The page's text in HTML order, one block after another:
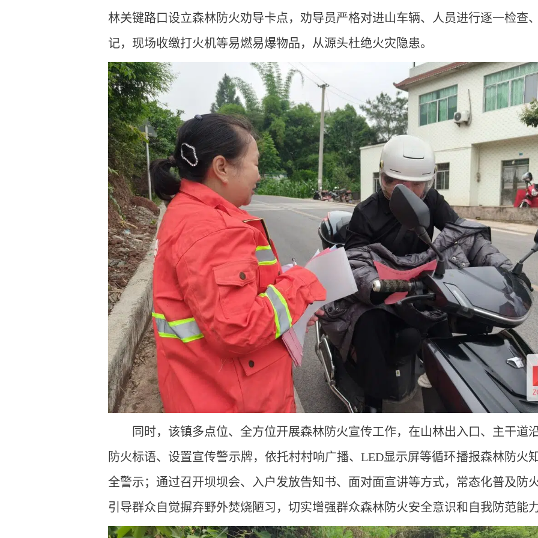
林关键路口设立森林防火劝导卡点，劝导员严格对进山车辆、人员进行逐一检查
记，现场收缴打火机等易燃易爆物品，从源头杜绝火灾隐患。
同时，该镇多点位、全方位开展森林防火宣传工作，在山林出入口、主干道
防火标语、设置宣传警示牌，依托村村响广播、LED显示屏等循环播报森林防火
全警示；通过召开坝坝会、入户发放告知书、面对面宣讲等方式，常态化普及防
引导群众自觉摒弃野外焚烧陋习，切实增强群众森林防火安全意识和自我防范能